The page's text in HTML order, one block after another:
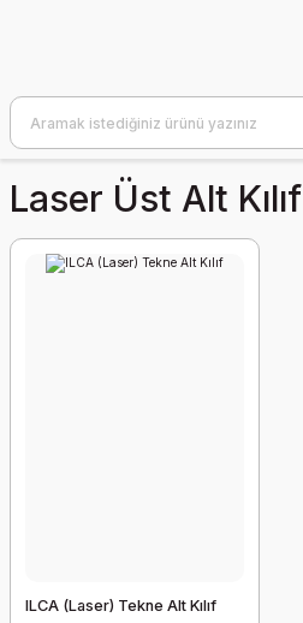
Laser Üst Alt Kılıf
ILCA (Laser) Tekne Alt Kılıf